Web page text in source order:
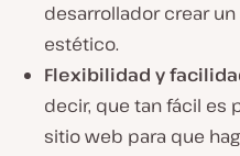
desarrollador crear
estético.
Flexibilidad y
decir, que tan fácil es
sitio web para que